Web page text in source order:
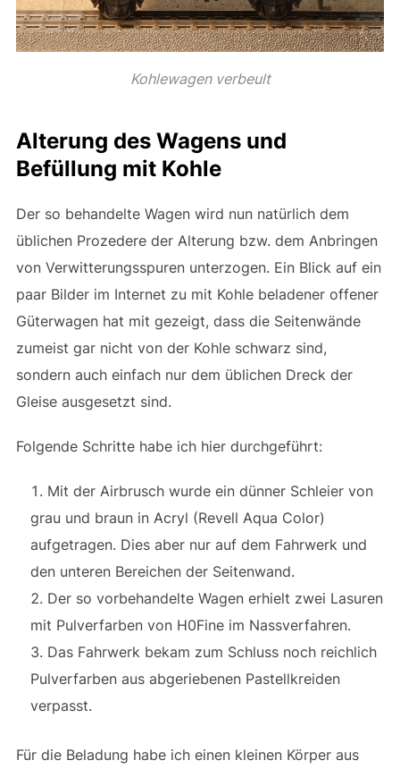
Kohlewagen verbeult
Alterung des Wagens und
Befüllung mit Kohle
Der so behandelte Wagen wird nun natürlich dem
üblichen Prozedere der Alterung bzw. dem Anbringen
von Verwitterungsspuren unterzogen. Ein Blick auf ein
paar Bilder im Internet zu mit Kohle beladener offener
Güterwagen hat mit gezeigt, dass die Seitenwände
zumeist gar nicht von der Kohle schwarz sind,
sondern auch einfach nur dem üblichen Dreck der
Gleise ausgesetzt sind.
Folgende Schritte habe ich hier durchgeführt:
Mit der Airbrusch wurde ein dünner Schleier von
grau und braun in Acryl (Revell Aqua Color)
aufgetragen. Dies aber nur auf dem Fahrwerk und
den unteren Bereichen der Seitenwand.
Der so vorbehandelte Wagen erhielt zwei Lasuren
mit Pulverfarben von H0Fine im Nassverfahren.
Das Fahrwerk bekam zum Schluss noch reichlich
Pulverfarben aus abgeriebenen Pastellkreiden
verpasst.
Für die Beladung habe ich einen kleinen Körper aus